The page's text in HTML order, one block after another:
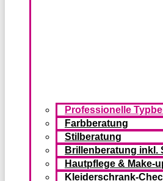
Professionelle
Farbberatung
Stilberatung
Brillenberatung inkl.
Hautpflege & Make-
Kleiderschrank-